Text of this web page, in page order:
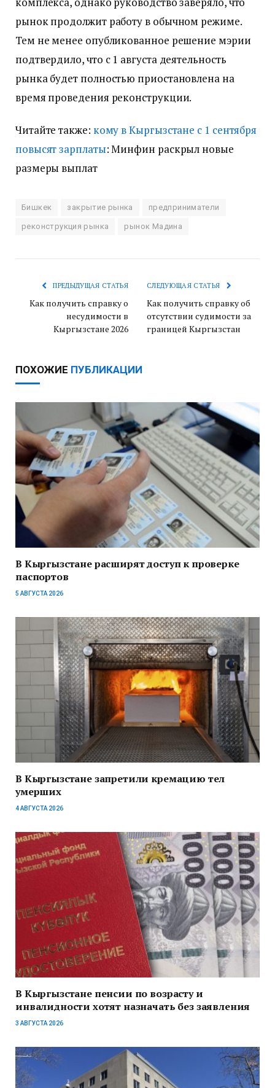
рынок продолжит работу в обычном режиме.
Тем не менее опубликованное решение мэрии
подтвердило, что с 1 августа деятельность
рынка будет полностью приостановлена на
время проведения реконструкции.
Читайте также: кому в Кыргызстане с 1 сентября
повысят зарплаты: Минфин раскрыл новые
размеры выплат
Бишкек закрытие рынка предприниматели
реконструкция рынка рынок Мадина
ПРЕДЫДУЩАЯ СТАТЬЯ
Как получить справку о
несудимости в
Кыргызстане 2026
СЛЕДУЮЩАЯ СТАТЬЯ
Как получить справку об
отсутствии судимости за
границей Кыргызстан
ПОХОЖИЕ ПУБЛИКАЦИИ
В Кыргызстане расширят доступ к проверке
паспортов
5 АВГУСТА 2026
В Кыргызстане запретили кремацию тел
умерших
4 АВГУСТА 2026
В Кыргызстане пенсии по возрасту и
инвалидности хотят назначать без заявления
3 АВГУСТА 2026